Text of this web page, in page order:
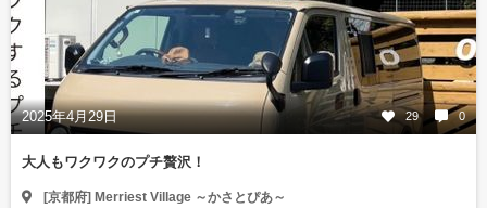
2025年4月29日 29 0
大人もワクワクのプチ贅沢！
[京都府] Merriest Village ～かさとぴあ～